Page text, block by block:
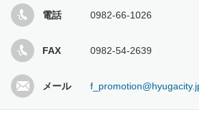
電話 0982-66-1026
FAX 0982-54-2639
メール